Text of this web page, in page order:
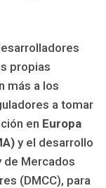
propias
más a los
a tomar
en Europa
y el desarrollo
de Mercados
(DMCC), para